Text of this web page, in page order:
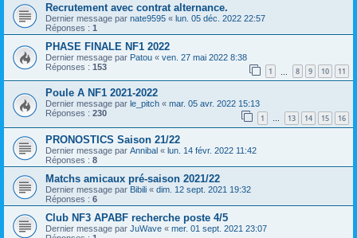
Recrutement avec contrat alternance.
Dernier message par nate9595 « lun. 05 déc. 2022 22:57
Réponses : 1
PHASE FINALE NF1 2022
Dernier message par Patou « ven. 27 mai 2022 8:38
Réponses : 153 1 8 9 10 11
Poule A NF1 2021-2022
Dernier message par le_pitch « mar. 05 avr. 2022 15:13
Réponses : 230 1 … 13 14 15 16
PRONOSTICS Saison 21/22
Dernier message par Annibal « lun. 14 févr. 2022 11:42
Réponses : 8
Matchs amicaux pré-saison 2021/22
Dernier message par Bibili « dim. 12 sept. 2021 19:32
Réponses : 6
Club NF3 APABF recherche poste 4/5
Dernier message par JuWave « mer. 01 sept. 2021 23:07